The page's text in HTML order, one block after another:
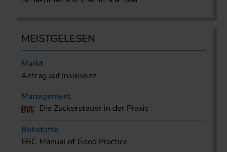
MEISTGELESEN
Markt
Antrag auf Insolvenz
Management
Die Zuckersteuer in der Praxis
Rohstoffe
EBC Manual of Good Practice